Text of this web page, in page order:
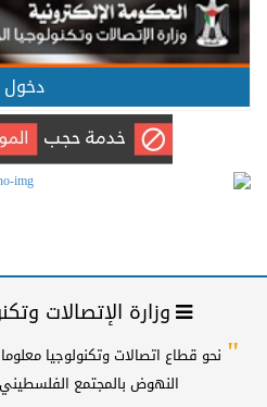
دخول
وزارة الإتصالات
" نحو قطاع اتصالات وتكنولوجيا
النهوض بالمجتمع